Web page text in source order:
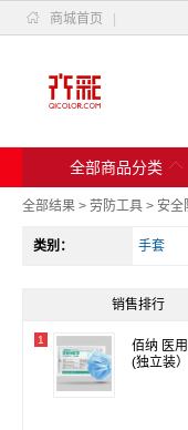
 商城首页
全部商品分类 
全部结果 > 劳防工具 > 安全
类别： 手套
销售排行
1
佰纳 医
(独立装）